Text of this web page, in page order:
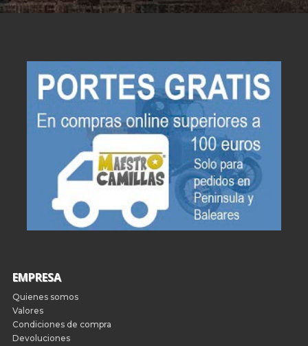
EMPRESA
Quienes somos
Valores
Condiciones de compra
Devoluciones